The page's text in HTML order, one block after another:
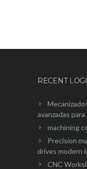
RECENT
avanzadas
machining
Precision
drives modern
CNC